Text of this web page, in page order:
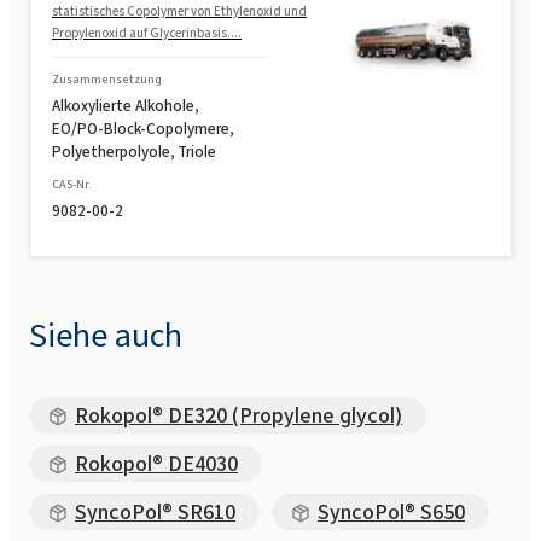
Rokopol® M5000 (Polyether polyol)
Rokopol® M5020 (Polyether polyol)
Rokopol® MS5215
statistisches Copolymer von Ethylenoxid und
Propylenoxid auf Glycerinbasis....
Zusammensetzung
Alkoxylierte Alkohole,
EO/PO-Block-Copolymere,
Polyetherpolyole, Triole
CAS-Nr.
9082-00-2
Siehe auch
Rokopol® DE320 (Propylene glycol)
Rokopol® DE4030
SyncoPol® SR610
SyncoPol® S650